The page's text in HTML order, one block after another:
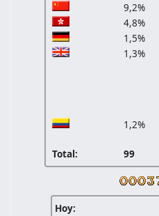
9,2%
4,8%
1,5%
1,3%
1,2%
Total: 99
Hoy: